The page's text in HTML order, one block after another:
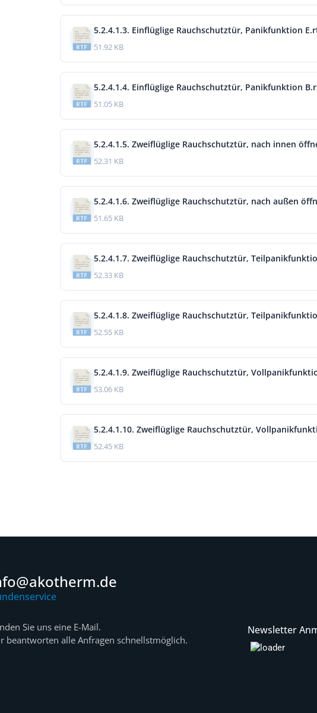
5.2.4.1.3. Einflüglige Rauchschutztür, Panikfunktion
51.92 KB
5.2.4.1.4. Einflüglige Rauchschutztür, Panikfunktion
51.05 KB
5.2.4.1.5. Zweiflüglige Rauchschutztür, nach innen
52.31 KB
5.2.4.1.6. Zweiflüglige Rauchschutztür, nach außen
51.65 KB
5.2.4.1.7. Zweiflüglige Rauchschutztür,
52.33 KB
5.2.4.1.8. Zweiflüglige Rauchschutztür,
52.55 KB
5.2.4.1.9. Zweiflüglige Rauchschutztür,
53.06 KB
5.2.4.1.10. Zweiflüglige Rauchschutztür,
52.45 KB
Sie uns eine E-Mail.
beantworten alle Anfragen schnellstmöglich.
Newsletter